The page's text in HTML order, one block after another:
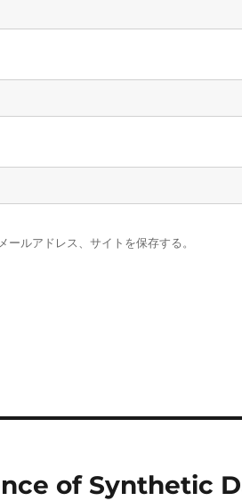
ルアドレス、サイトを保存する。
of Synthetic